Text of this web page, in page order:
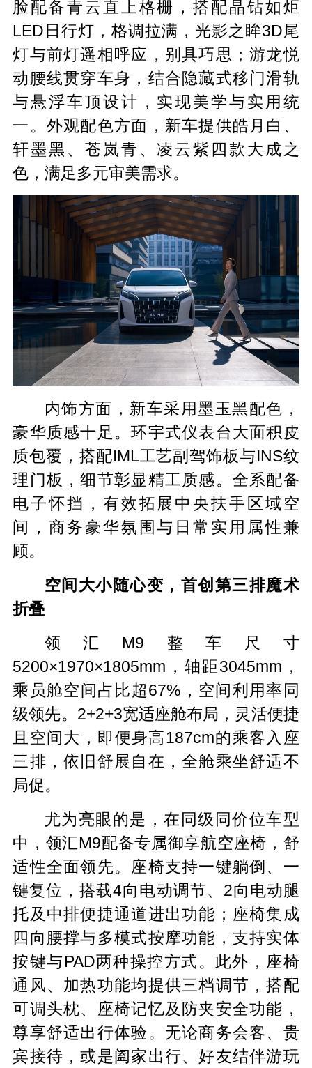
脸配备青云直上格栅，搭配晶钻如炬
LED日行灯，格调拉满，光影之眸3D尾
灯与前灯遥相呼应，别具巧思；游龙悦
动腰线贯穿车身，结合隐藏式移门滑轨
与悬浮车顶设计，实现美学与实用统
一。外观配色方面，新车提供皓月白、
轩墨黑、苍岚青、凌云紫四款大成之
色，满足多元审美需求。
内饰方面，新车采用墨玉黑配色，
豪华质感十足。环宇式仪表台大面积皮
质包覆，搭配IML工艺副驾饰板与INS纹
理门板，细节彰显精工质感。全系配备
电子怀挡，有效拓展中央扶手区域空
间，商务豪华氛围与日常实用属性兼
顾。
空间大小随心变，首创第三排魔术
折叠
领汇M9整车尺寸
5200×1970×1805mm，轴距3045mm，
乘员舱空间占比超67%，空间利用率同
级领先。2+2+3宽适座舱布局，灵活便捷
且空间大，即便身高187cm的乘客入座
三排，依旧舒展自在，全舱乘坐舒适不
局促。
尤为亮眼的是，在同级同价位车型
中，领汇M9配备专属御享航空座椅，舒
适性全面领先。座椅支持一键躺倒、一
键复位，搭载4向电动调节、2向电动腿
托及中排便捷通道进出功能；座椅集成
四向腰撑与多模式按摩功能，支持实体
按键与PAD两种操控方式。此外，座椅
通风、加热功能均提供三档调节，搭配
可调头枕、座椅记忆及防夹安全功能，
尊享舒适出行体验。无论商务会客、贵
宾接待，或是阖家出行、好友结伴游玩